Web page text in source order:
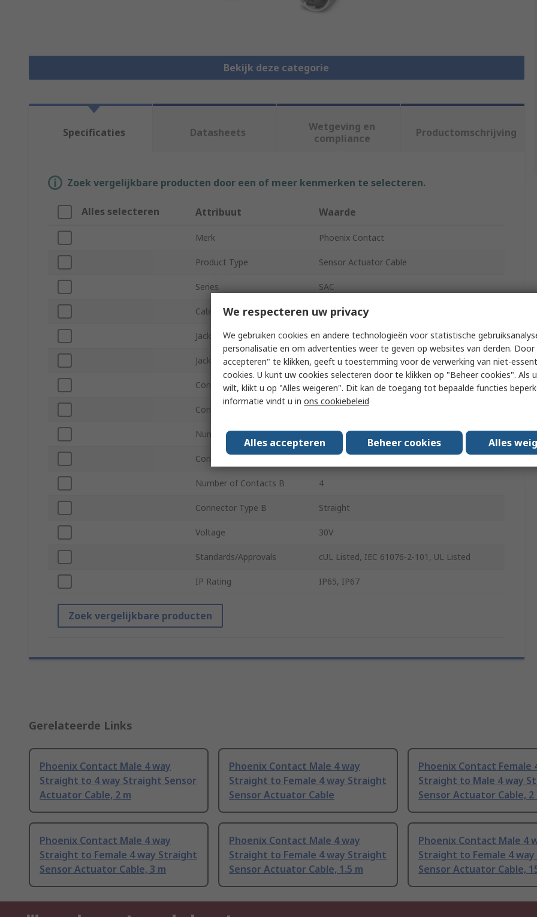
Bekijk deze categorie
Specificaties Datasheets
Wetgeving en
compliance
Productomschrijving
Zoek vergelijkbare producten door een of meer kenmerken te selecteren.
Alles selecteren Attribuut Waarde
Merk Phoenix Contact
Product Type Sensor Actuator Cable
Series SAC
Cable Length 2m
Jacket Colour Black
Jacket Material Polyvinyl Chloride
Connector Gender A Male
Connector Type A
Number of Contacts A 4
Connector Gender B
Number of Contacts B 4
Connector Type B Straight
Voltage 30V
Standards/Approvals cUL Listed, IEC 61076-2-101, UL Listed
IP Rating IP65, IP67
Zoek vergelijkbare producten
Gerelateerde Links
Phoenix Contact Male 4 way
Straight to 4 way Straight Sensor
Actuator Cable, 2 m
Phoenix Contact Male 4 way
Straight to Female 4 way Straight
Sensor Actuator Cable
Phoenix Contact Female
Straight to Male 4 way
Sensor Actuator Cable, 2
Phoenix Contact Male 4 way
Straight to Female 4 way Straight
Sensor Actuator Cable, 3 m
Phoenix Contact Male 4 way
Straight to Female 4 way Straight
Sensor Actuator Cable, 1.5 m
Phoenix Contact Male 4
Straight to Female 4
Sensor Actuator Cable,
We respecteren uw privacy
We gebruiken cookies en andere technologieën voor statistische
personalisatie en om advertenties weer te geven op websites van derden. Door
accepteren" te klikken, geeft u toestemming voor de verwerking van niet-
cookies. U kunt uw cookies selecteren door te klikken op "Beheer cookies". Als
wilt, klikt u op "Alles weigeren". Dit kan de toegang tot bepaalde functies
informatie vindt u in ons cookiebeleid
Alles accepteren Beheer cookies Alles